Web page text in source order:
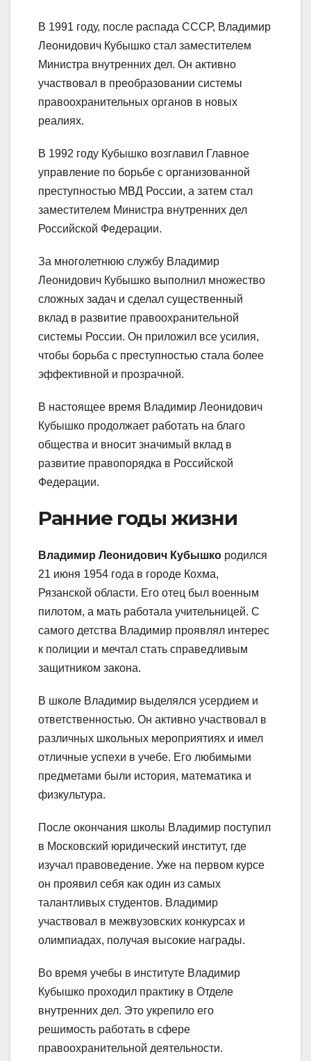
В 1991 году, после распада СССР, Владимир
Леонидович Кубышко стал заместителем
Министра внутренних дел. Он активно
участвовал в преобразовании системы
правоохранительных органов в новых
реалиях.
В 1992 году Кубышко возглавил Главное
управление по борьбе с организованной
преступностью МВД России, а затем стал
заместителем Министра внутренних дел
Российской Федерации.
За многолетнюю службу Владимир
Леонидович Кубышко выполнил множество
сложных задач и сделал существенный
вклад в развитие правоохранительной
системы России. Он приложил все усилия,
чтобы борьба с преступностью стала более
эффективной и прозрачной.
В настоящее время Владимир Леонидович
Кубышко продолжает работать на благо
общества и вносит значимый вклад в
развитие правопорядка в Российской
Федерации.
Ранние годы жизни
Владимир Леонидович Кубышко родился
21 июня 1954 года в городе Кохма,
Рязанской области. Его отец был военным
пилотом, а мать работала учительницей. С
самого детства Владимир проявлял интерес
к полиции и мечтал стать справедливым
защитником закона.
В школе Владимир выделялся усердием и
ответственностью. Он активно участвовал в
различных школьных мероприятиях и имел
отличные успехи в учебе. Его любимыми
предметами были история, математика и
физкультура.
После окончания школы Владимир поступил
в Московский юридический институт, где
изучал правоведение. Уже на первом курсе
он проявил себя как один из самых
талантливых студентов. Владимир
участвовал в межвузовских конкурсах и
олимпиадах, получая высокие награды.
Во время учебы в институте Владимир
Кубышко проходил практику в Отделе
внутренних дел. Это укрепило его
решимость работать в сфере
правоохранительной деятельности.